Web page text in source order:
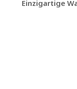
Einzigartige